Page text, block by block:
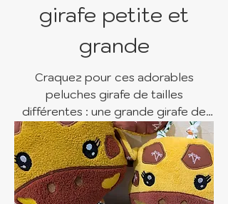
girafe petite et
grande
Craquez pour ces adorables
peluches girafe de tailles
différentes : une grande girafe de
59 cm et une petite girafe de 42 cm